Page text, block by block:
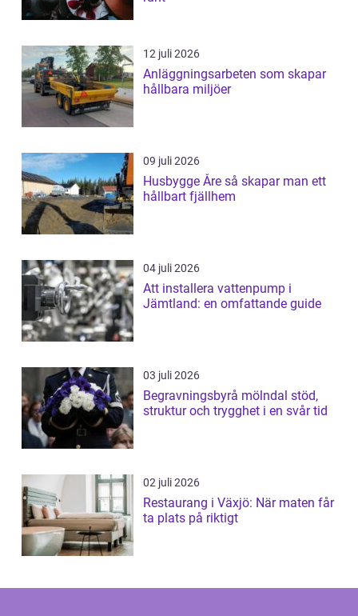
12 juli 2026
Anläggningsarbeten som skapar
hållbara miljöer
09 juli 2026
Husbygge Åre så skapar man ett
hållbart fjällhem
04 juli 2026
Att installera vattenpump i
Jämtland: en omfattande guide
03 juli 2026
Begravningsbyrå mölndal stöd,
struktur och trygghet i en svår tid
02 juli 2026
Restaurang i Växjö: När maten får
ta plats på riktigt